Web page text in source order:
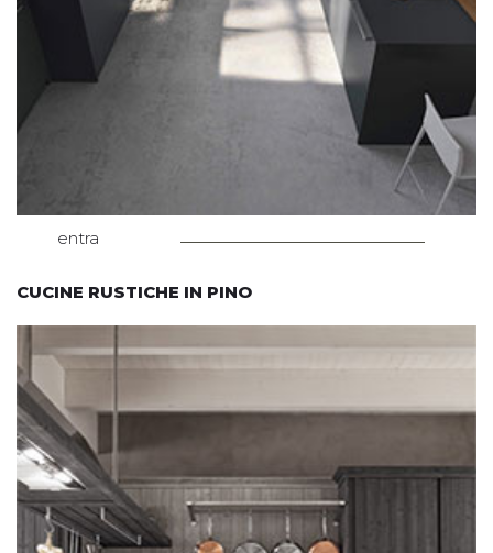
entra
CUCINE RUSTICHE IN PINO